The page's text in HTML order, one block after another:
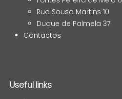
Rua Sousa Martins 10
Duque de Palmela 37
Contactos
Useful links